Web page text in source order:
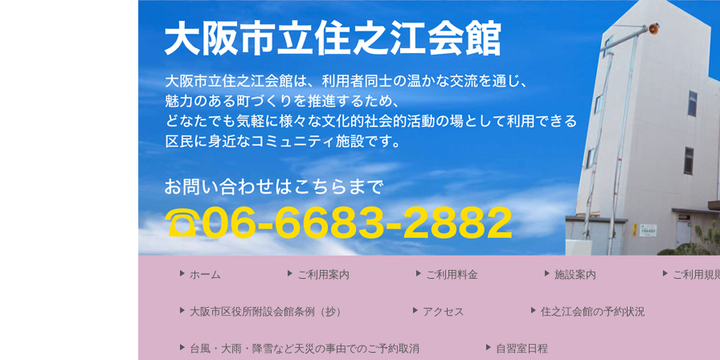
ホーム ご利用案内 ご利用料金 施設案内 ご利用規
大阪市区役所附設会館条例（抄） アクセス 住之江会館の予約状況
台風・大雨・降雪など天災の事由でのご予約取消 自習室日程